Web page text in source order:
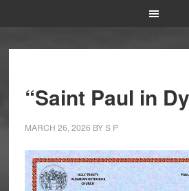
“Saint Paul in
MARCH 26, 2026 BYS P